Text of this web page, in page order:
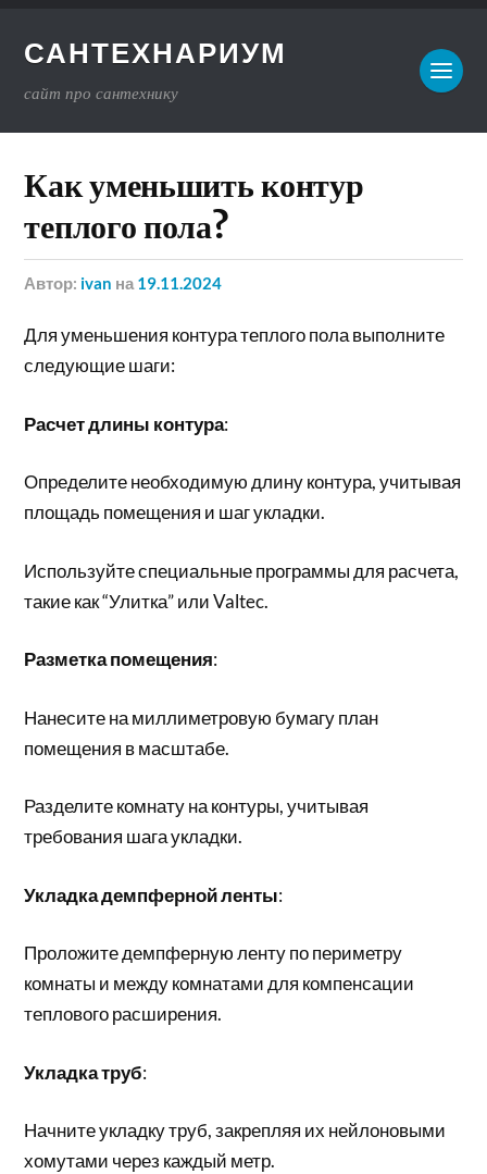
САНТЕХНАРИУМ
сайт про сантехнику
Как уменьшить контур
теплого пола?
Автор: ivan на 19.11.2024
Для уменьшения контура теплого пола выполните
следующие шаги:
Расчет длины контура:
Определите необходимую длину контура, учитывая
площадь помещения и шаг укладки.
Используйте специальные программы для расчета,
такие как “Улитка” или Valtec.
Разметка помещения:
Нанесите на миллиметровую бумагу план
помещения в масштабе.
Разделите комнату на контуры, учитывая
требования шага укладки.
Укладка демпферной ленты:
Проложите демпферную ленту по периметру
комнаты и между комнатами для компенсации
теплового расширения.
Укладка труб:
Начните укладку труб, закрепляя их нейлоновыми
хомутами через каждый метр.